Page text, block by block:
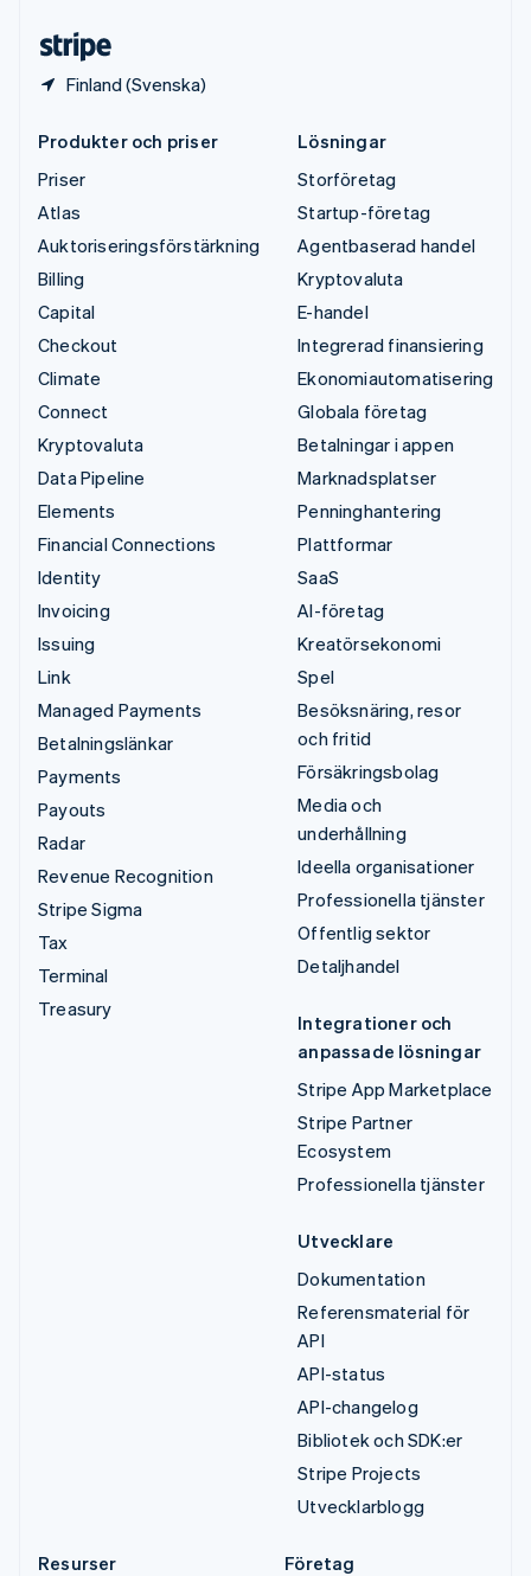
Finland (Svenska)
Produkter och priser
Priser
Atlas
Auktoriseringsförstärkning
Billing
Capital
Checkout
Climate
Connect
Kryptovaluta
Data Pipeline
Elements
Financial Connections
Identity
Invoicing
Issuing
Link
Managed Payments
Betalningslänkar
Payments
Payouts
Radar
Revenue Recognition
Stripe Sigma
Tax
Terminal
Treasury
Lösningar
Storföretag
Startup-företag
Agentbaserad handel
Kryptovaluta
E-handel
Integrerad finansiering
Ekonomiautomatisering
Globala företag
Betalningar i appen
Marknadsplatser
Penninghantering
Plattformar
SaaS
AI-företag
Kreatörsekonomi
Spel
Besöksnäring, resor
och fritid
Försäkringsbolag
Media och
underhållning
Ideella organisationer
Professionella tjänster
Offentlig sektor
Detaljhandel
Integrationer och
anpassade lösningar
Stripe App Marketplace
Stripe Partner
Ecosystem
Professionella tjänster
Utvecklare
Dokumentation
Referensmaterial för
API
API-status
API-changelog
Bibliotek och SDK:er
Stripe Projects
Utvecklarblogg
Resurser
Företag